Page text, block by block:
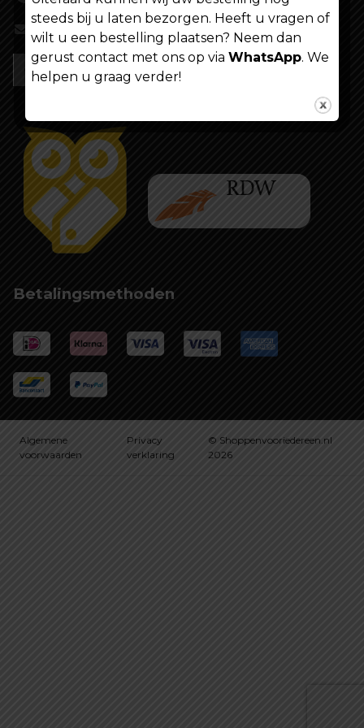
info@shoppenvooriedereen.nl
Betalingsmethoden
Algemene
voorwaarden
Privacy
verklaring
© Shoppenvooriedereen.nl
2026
steeds bij u laten bezorgen. Heeft u vragen of
wilt u een bestelling plaatsen? Neem dan
gerust contact met ons op via WhatsApp. We
helpen u graag verder!